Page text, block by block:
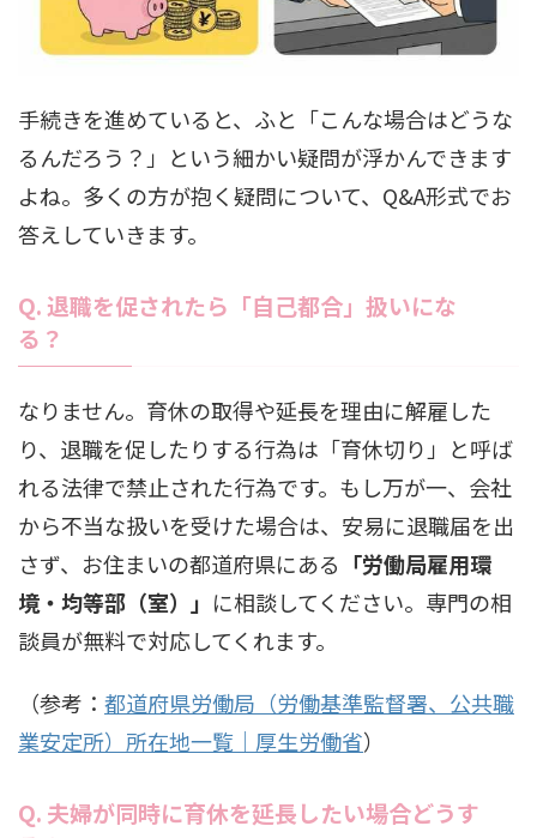
手続きを進めていると、ふと「こんな場合はどうな
るんだろう？」という細かい疑問が浮かんできます
よね。多くの方が抱く疑問について、Q&A形式でお
答えしていきます。
Q. 退職を促されたら「自己都合」扱いにな
る？
なりません。育休の取得や延長を理由に解雇した
り、退職を促したりする行為は「育休切り」と呼ば
れる法律で禁止された行為です。もし万が一、会社
から不当な扱いを受けた場合は、安易に退職届を出
さず、お住まいの都道府県にある 「労働局雇用環
境・均等部（室）」 に相談してください。専門の相
談員が無料で対応してくれます。
（参考： 都道府県労働局（労働基準監督署、公共職
業安定所）所在地一覧｜厚生労働省）
Q. 夫婦が同時に育休を延長したい場合どうす